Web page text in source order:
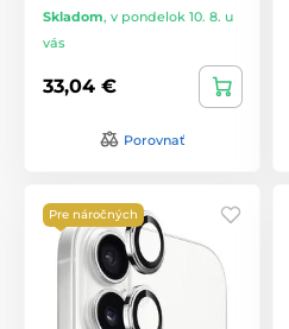
Skladom, v pondelok 10. 8. u
vás
33,04 €
Porovnať
Pre náročných